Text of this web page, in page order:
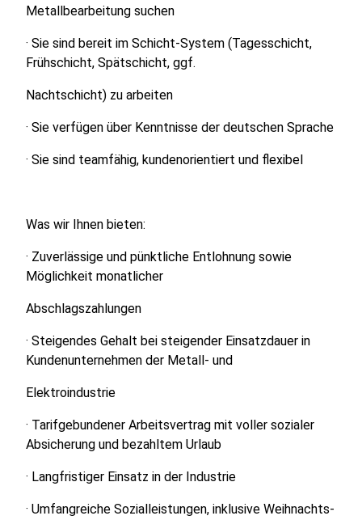
Metallbearbeitung suchen
· Sie sind bereit im Schicht-System (Tagesschicht,
Frühschicht, Spätschicht, ggf.
Nachtschicht) zu arbeiten
· Sie verfügen über Kenntnisse der deutschen Sprache
· Sie sind teamfähig, kundenorientiert und flexibel
Was wir Ihnen bieten:
· Zuverlässige und pünktliche Entlohnung sowie
Möglichkeit monatlicher
Abschlagszahlungen
· Steigendes Gehalt bei steigender Einsatzdauer in
Kundenunternehmen der Metall- und
Elektroindustrie
· Tarifgebundener Arbeitsvertrag mit voller sozialer
Absicherung und bezahltem Urlaub
· Langfristiger Einsatz in der Industrie
· Umfangreiche Sozialleistungen, inklusive Weihnachts-